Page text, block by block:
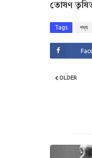
তোষণ
Tags গদ্য
OLDER